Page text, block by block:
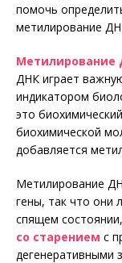
помочь
метилирование
Метилирование
ДНК играет
индикатором
это
биохимической
добавляется
Метилирование
гены, так что они
спящем
со старением с
дегенеративными